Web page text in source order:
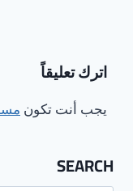
اترك تعليقاً
يجب أنت تكون
SEARCH